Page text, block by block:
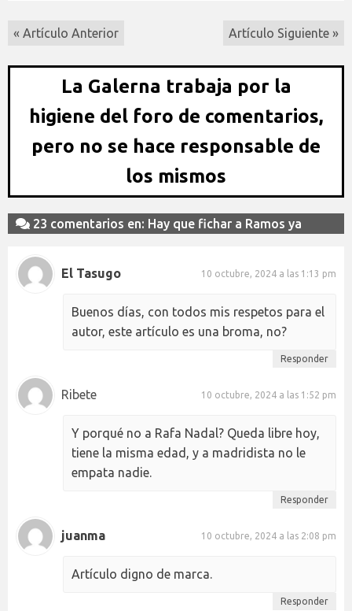
« Artículo Anterior Artículo Siguiente »
La Galerna trabaja por la
higiene del foro de comentarios,
pero no se hace responsable de
los mismos
23 comentarios en: Hay que fichar a Ramos ya
El Tasugo 10 octubre, 2024 a las 1:13 pm
Buenos días, con todos mis respetos para el
autor, este artículo es una broma, no?
Responder
Ribete 10 octubre, 2024 a las 1:52 pm
Y porqué no a Rafa Nadal? Queda libre hoy,
tiene la misma edad, y a madridista no le
empata nadie.
Responder
juanma 10 octubre, 2024 a las 2:08 pm
Artículo digno de marca.
Responder